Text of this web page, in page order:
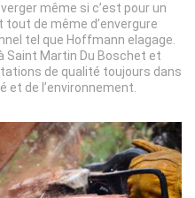
même si c’est pour un
tout de même d’envergure
tel que Hoffmann elagage.
Saint Martin Du Boschet et
de qualité toujours dans
et de l’environnement.